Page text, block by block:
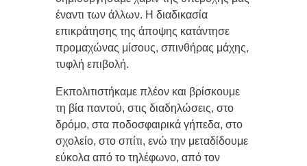
έναντι των άλλων. Η διαδικασία
επικράτησης της άποψης κατάντησε
προμαχώνας μίσους, σπινθήρας μάχης,
τυφλή επιβολή.
Εκπολιτιστήκαμε πλέον και βρίσκουμε
τη βία παντού, στις διαδηλώσεις, στο
δρόμο, στα ποδοσφαιρικά γήπεδα, στο
σχολείο, στο σπίτι, ενώ την μεταδίδουμε
εύκολα από το τηλέφωνο, από τον